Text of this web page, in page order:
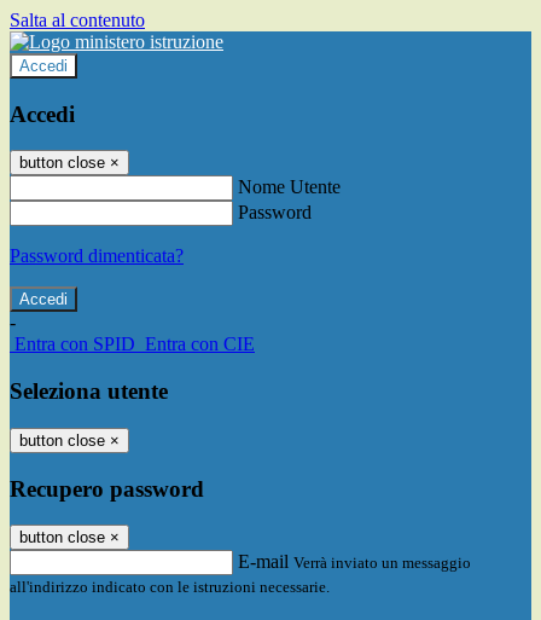
Salta al contenuto
Accedi
Accedi
button close ×
Nome Utente
Password
Password dimenticata?
-
Entra con SPID Entra con CIE
Seleziona utente
button close ×
Recupero password
button close ×
E-mail Verrà inviato un messaggio
all'indirizzo indicato con le istruzioni necessarie.